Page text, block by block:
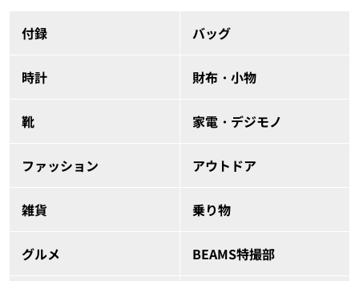
付録 バッグ
時計 財布・小物
靴 家電・デジモノ
ファッション アウトドア
雑貨 乗り物
グルメ BEAMS特撮部